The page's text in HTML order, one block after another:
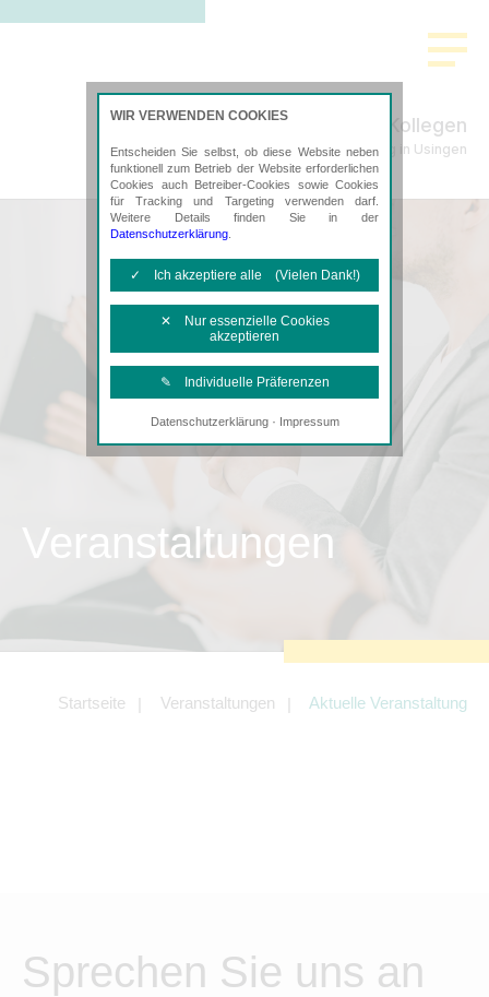
Schade & Kollegen
Steuerberatung in Usingen
Veranstaltungen
Startseite Veranstaltungen Aktuelle Veranstaltung
Sprechen Sie uns an
WIR VERWENDEN COOKIES
Entscheiden Sie selbst, ob diese Website neben
funktionell zum Betrieb der Website erforderlichen
Cookies auch Betreiber-Cookies sowie Cookies
für Tracking und Targeting verwenden darf.
Weitere Details finden Sie in der
Datenschutzerklärung
✓ Ich akzeptiere alle (Vielen Dank!)
✕ Nur essenzielle Cookies
akzeptieren
✎ Individuelle Präferenzen
Notwendige Cookies
Diese Cookies sind erforderlich, um die
Diese Cookies sind erforderlich, um
unsere Website auf Ihre Bedürfnisse hin
zu Social-Media-Angeboten von z.B.
Facebook und LinkedIn.
Diese Cookies sind erforderlich, um z.B.
Datenschutzerklärung· Impressum